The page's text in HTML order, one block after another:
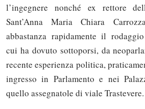
l’ingegnere nonché ex rettore
Sant’Anna Maria Chiara
abbastanza rapidamente il
cui ha dovuto sottoporsi, da
recente esperienza politica,
ingresso in Parlamento e nei
quello assegnatole di viale Trastevere.